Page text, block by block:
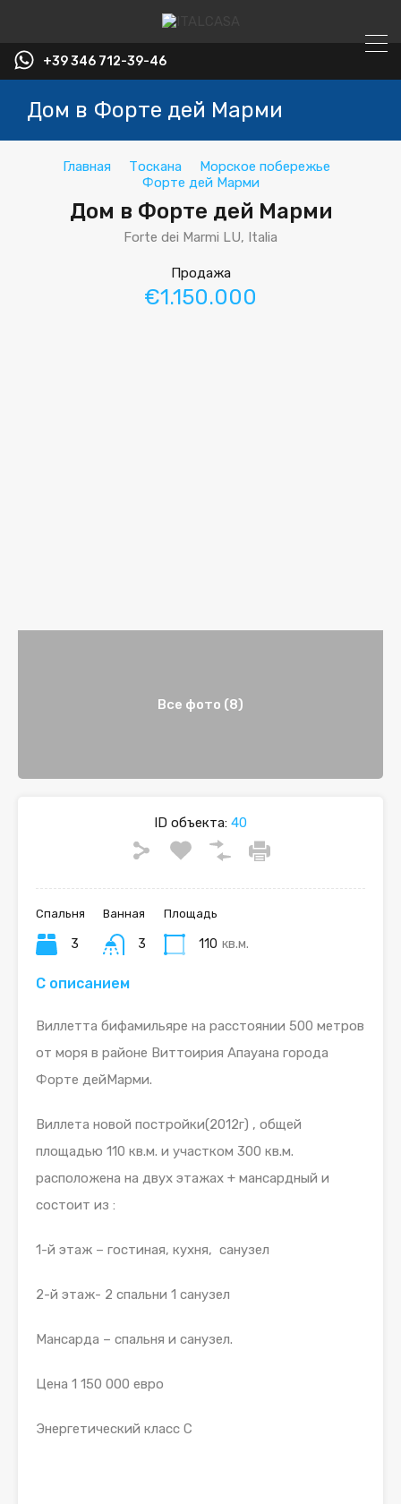
+39 346 712-39-46
Дом в Форте дей Марми
Главная Тоскана
Морское побережье
Форте дей Марми
Дом в Форте дей Марми
Forte dei Marmi LU, Italia
Продажа
€1.150.000
Все фото (8)
ID объекта: 40
Спальня
3
Ванная
3
Площадь
110 кв.м.
С описанием
Виллетта бифамильяре на расстоянии 500 метров
от моря в районе Виттоирия Апауана города
Форте дейМарми.
Виллета новой постройки(2012г) , общей
площадью 110 кв.м. и участком 300 кв.м.
расположена на двух этажах + мансардный и
состоит из :
1-й этаж – гостиная, кухня, санузел
2-й этаж- 2 спальни 1 санузел
Мансарда – спальня и санузел.
Цена 1 150 000 евро
Энергетический класс С